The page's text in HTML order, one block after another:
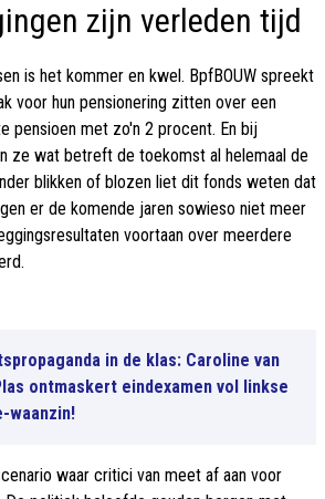
zijn verleden tijd
is het kommer en kwel. BpfBOUW spreekt
voor hun pensionering zitten over een
pensioen met zo'n 2 procent. En bij
ze wat betreft de toekomst al helemaal de
blikken of blozen liet dit fonds weten dat
er de komende jaren sowieso niet meer
voortaan over meerdere
in de klas: Caroline van
ontmaskert eindexamen vol linkse
waanzin!
waar critici van meet af aan voor